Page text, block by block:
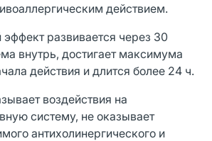
действием.
развивается через 30
внутрь, достигает максимума
действия и длится более 24 ч.
воздействия на
систему, не оказывает
антихолинергического и